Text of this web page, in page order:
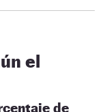
el
de